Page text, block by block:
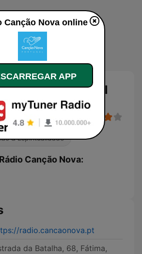
Nova Portugal
& Espiritualidade
Canção Nova:
radio.cancaonova.pt
da Batalha, 68, Fátima,
Canção Nova online
APP